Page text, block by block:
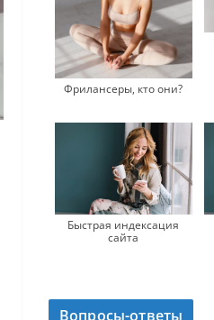
Фрилансеры, кто они?
Быстрая индексация
сайта
Вопросы-ответы